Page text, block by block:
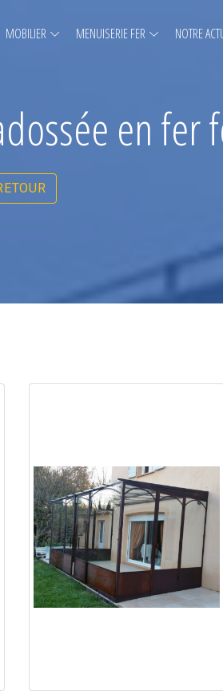
MOBILIER MENUISERIE FER
NOTRE
en fer